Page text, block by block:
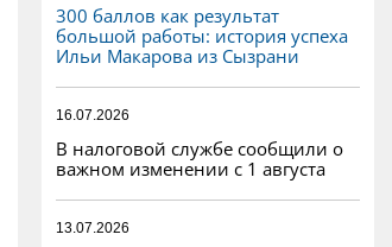
300 баллов как результат
большой работы: история успеха
Ильи Макарова из Сызрани
16.07.2026
В налоговой службе сообщили о
важном изменении с 1 августа
13.07.2026